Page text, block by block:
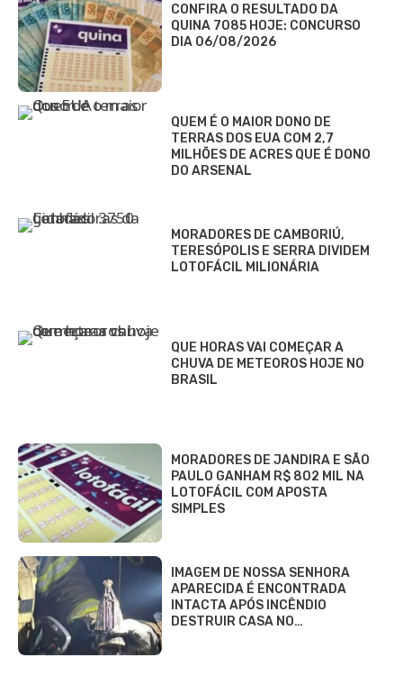
CONFIRA O RESULTADO DA
QUINA 7085 HOJE: CONCURSO
DIA 06/08/2026
QUEM É O MAIOR DONO DE
TERRAS DOS EUA COM 2,7
MILHÕES DE ACRES QUE É DONO
DO ARSENAL
MORADORES DE CAMBORIÚ,
TERESÓPOLIS E SERRA DIVIDEM
LOTOFÁCIL MILIONÁRIA
QUE HORAS VAI COMEÇAR A
CHUVA DE METEOROS HOJE NO
BRASIL
MORADORES DE JANDIRA E SÃO
PAULO GANHAM R$ 802 MIL NA
LOTOFÁCIL COM APOSTA
SIMPLES
IMAGEM DE NOSSA SENHORA
APARECIDA É ENCONTRADA
INTACTA APÓS INCÊNDIO
DESTRUIR CASA NO…